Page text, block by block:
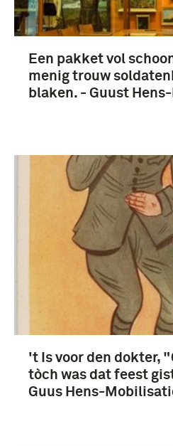
onbekend (17)
Een pakket vol
menig trouw
blaken. - Guust
't Is voor den dokter,
tòch was dat feest
Guus Hens-